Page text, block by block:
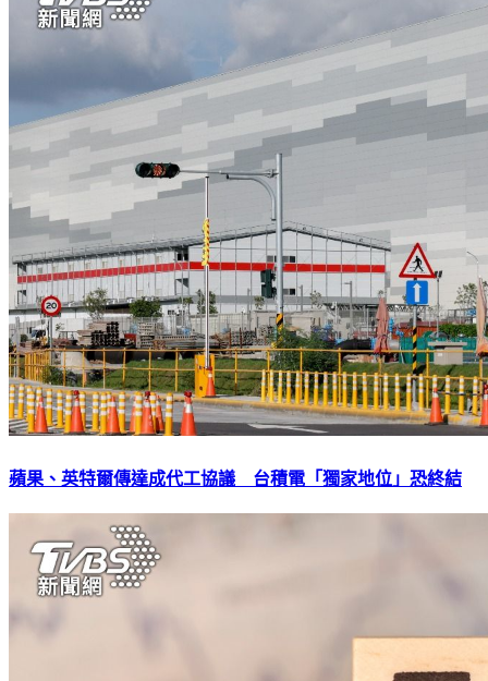
蘋果、英特爾傳達成代工協議 台積電「獨家地位」恐終結